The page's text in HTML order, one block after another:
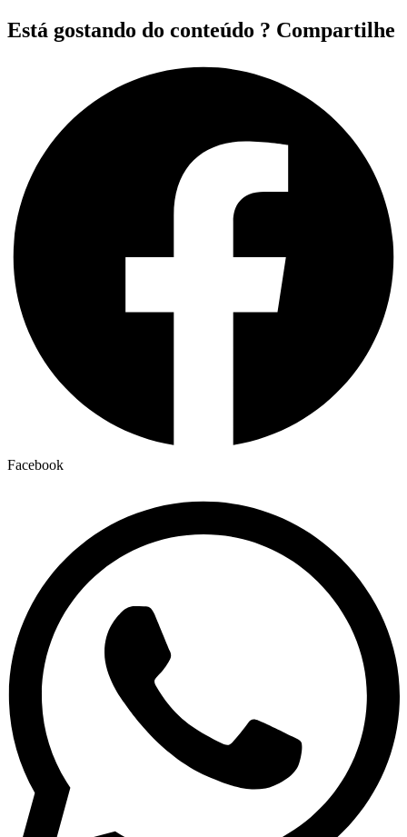
Está gostando do conteúdo ? Compartilhe
Facebook